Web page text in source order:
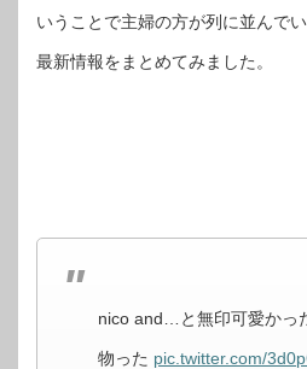
いうことで主婦の方が列に並んで
最新情報をまとめてみました。
nico and…と無印可愛かっ
物った pic.twitter.com/